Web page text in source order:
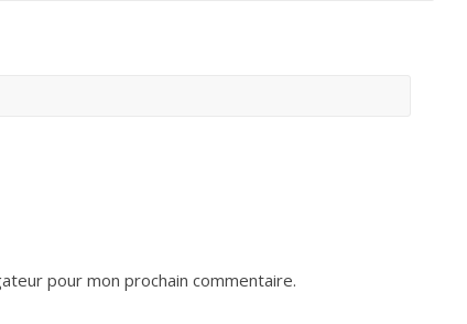
pour mon prochain commentaire.